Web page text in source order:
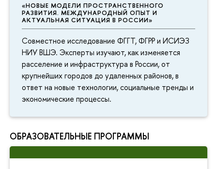
«НОВЫЕ МОДЕЛИ ПРОСТРАНСТВЕННОГО
РАЗВИТИЯ. МЕЖДУНАРОДНЫЙ ОПЫТ И
АКТУАЛЬНАЯ СИТУАЦИЯ В РОССИИ»
Совместное исследование ФГГТ, ФГРР и ИСИЭЗ
НИУ ВШЭ. Эксперты изучают, как изменяется
расселение и инфраструктура в России, от
крупнейших городов до удаленных районов, в
ответ на новые технологии, социальные тренды и
экономические процессы.
ОБРАЗОВАТЕЛЬНЫЕ ПРОГРАММЫ